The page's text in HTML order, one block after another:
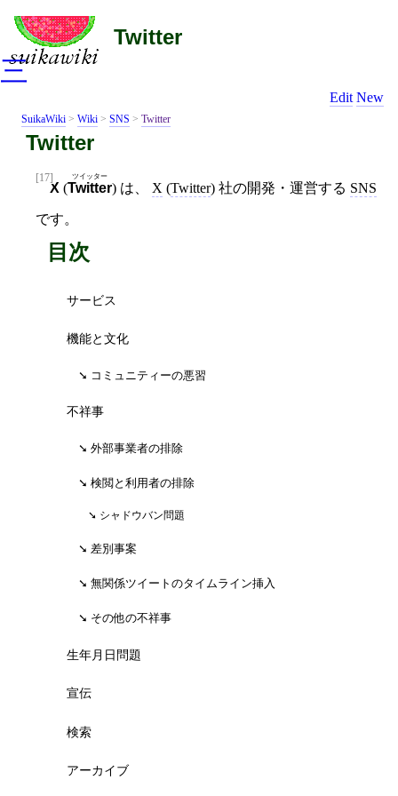
Twitter
Edit New
SuikaWiki > Wiki > SNS > Twitter
Twitter
[17]
X (Twitter
ツイッター
) は、 X (Twitter) 社の開発・運営する SNS
です。
目次
サービス
機能と文化
コミュニティーの悪習
不祥事
外部事業者の排除
検閲と利用者の排除
シャドウバン問題
差別事案
無関係ツイートのタイムライン挿入
その他の不祥事
生年月日問題
宣伝
検索
アーカイブ
三